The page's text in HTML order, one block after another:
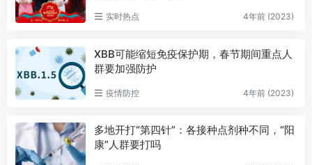
实时热点 4年前 (2023)
XBB可能缩短免疫保护期，春节期间重点人
群要加强防护
疫情防控 4年前 (2023)
多地开打“第四针”：各接种点剂种不同，“阳
康”人群要打吗